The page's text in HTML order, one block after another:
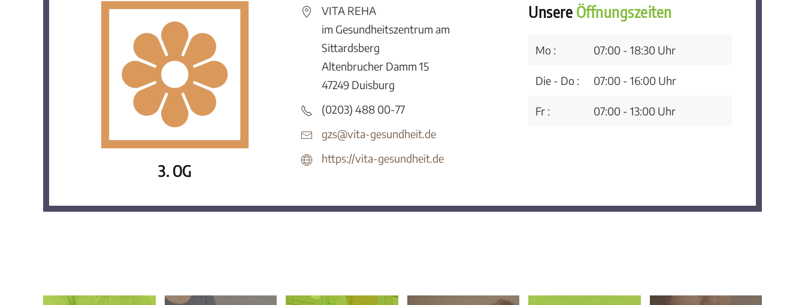
3. OG
VITA REHA
im Gesundheitszentrum am
Sittardsberg
Altenbrucher Damm 15
47249 Duisburg
(0203) 488 00-77
gzs@vita-gesundheit.de
https://vita-gesundheit.de
Unsere Öffnungszeiten
Mo : 07:00 - 18:30 Uhr
Die - Do : 07:00 - 16:00 Uhr
Fr : 07:00 - 13:00 Uhr